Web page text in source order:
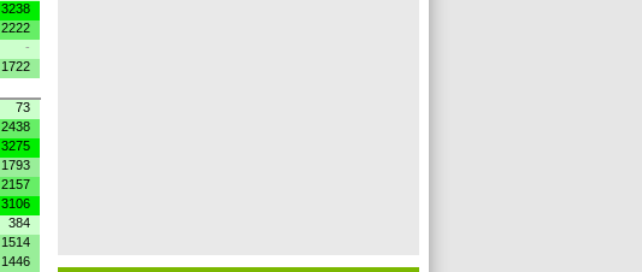
3238
2222
-
1722
73
2438
3275
1793
2157
3106
384
1514
1446